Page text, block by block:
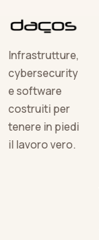
Infrastrutture,
cybersecurity
e software
costruiti per
tenere in piedi
il lavoro vero.